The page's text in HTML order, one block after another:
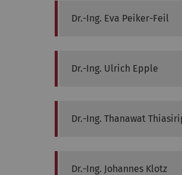
Dr.-Ing. Eva Peiker-Feil
Dr.-Ing. Ulrich Epple
Dr.-Ing. Thanawat
Dr.-Ing. Johannes Klotz